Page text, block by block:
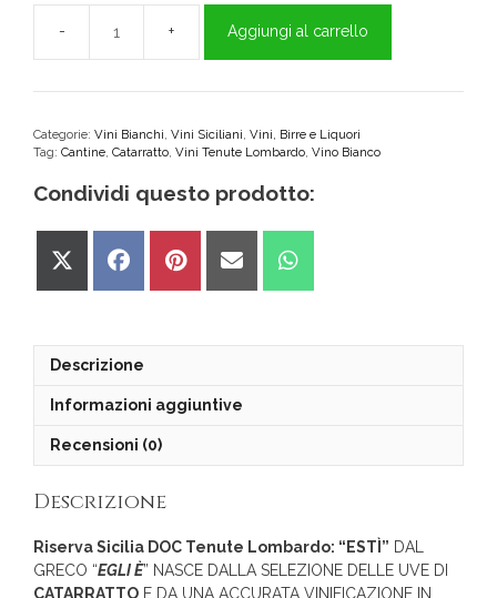
Bianco
Riserva
DOC
Tenute
Lombardo
quantità
Aggiungi al carrello
Categorie: Vini Bianchi, Vini Siciliani, Vini, Birre e Liquori
Tag: Cantine, Catarratto, Vini Tenute Lombardo, Vino Bianco
Condividi questo prodotto:
Share
Share
Share
Share
Share
Descrizione
Informazioni aggiuntive
Recensioni (0)
Descrizione
Riserva Sicilia DOC Tenute Lombardo: “ESTÌ” DAL
GRECO “EGLI È” NASCE DALLA SELEZIONE DELLE UVE DI
CATARRATTO E DA UNA ACCURATA VINIFICAZIONE IN